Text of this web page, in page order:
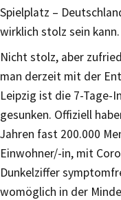
Spielplatz –
wirklich stolz sein kann.
Nicht stolz, aber
man derzeit mit der
Leipzig ist die 7-Tage-
gesunken. Offiziell
Jahren fast 200.000
Einwohner/-in, mit
Dunkelziffer
womöglich in der